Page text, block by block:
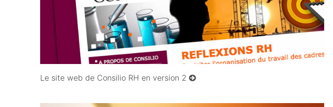
Le site web de Consilio RH en version 2